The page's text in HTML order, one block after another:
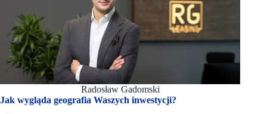
Radosław Gadomski
Jak wygląda geografia Waszych inwestycji?